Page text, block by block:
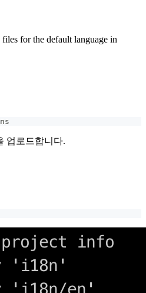
for the default language in
업로드합니다.